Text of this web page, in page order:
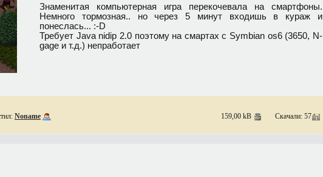
Знаменитая компьютерная игра перекочевала на смартфоны.
Немного тормозная.. но через 5 минут входишь в кураж и
понеслась... :-D
Требует Java nidip 2.0 поэтому на смартах с Symbian os6 (3650, N-
gage и т.д.) непработает
Noname 159,00 kB Скачали: 57